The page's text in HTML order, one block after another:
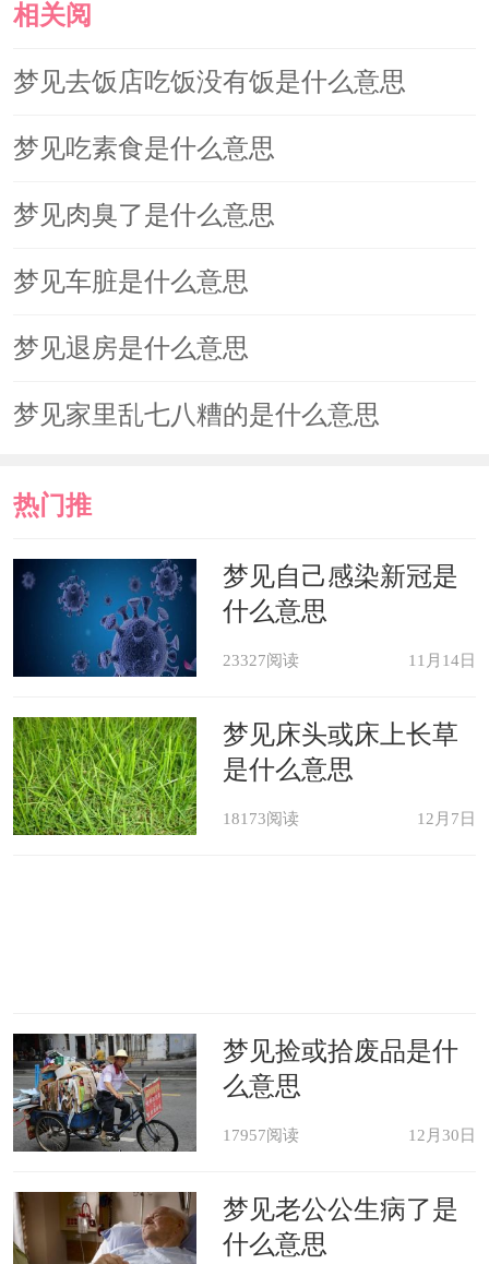
相关阅
读
梦见去饭店吃饭没有饭是什么意思
梦见吃素食是什么意思
梦见肉臭了是什么意思
梦见车脏是什么意思
梦见退房是什么意思
梦见家里乱七八糟的是什么意思
热门推
荐
梦见自己感染新冠是
什么意思
23327阅读 11月14日
梦见床头或床上长草
是什么意思
18173阅读 12月7日
梦见捡或拾废品是什
么意思
17957阅读 12月30日
梦见老公公生病了是
什么意思